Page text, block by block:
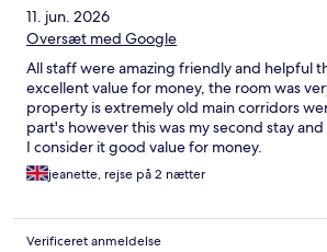
11. jun. 2026
Oversæt med Google
All staff were amazing friendly and helpful
excellent value for money, the room was
property is extremely old main corridors
part's however this was my second stay
I consider it good value for money.
jeanette, rejse på 2 nætter
Verificeret anmeldelse